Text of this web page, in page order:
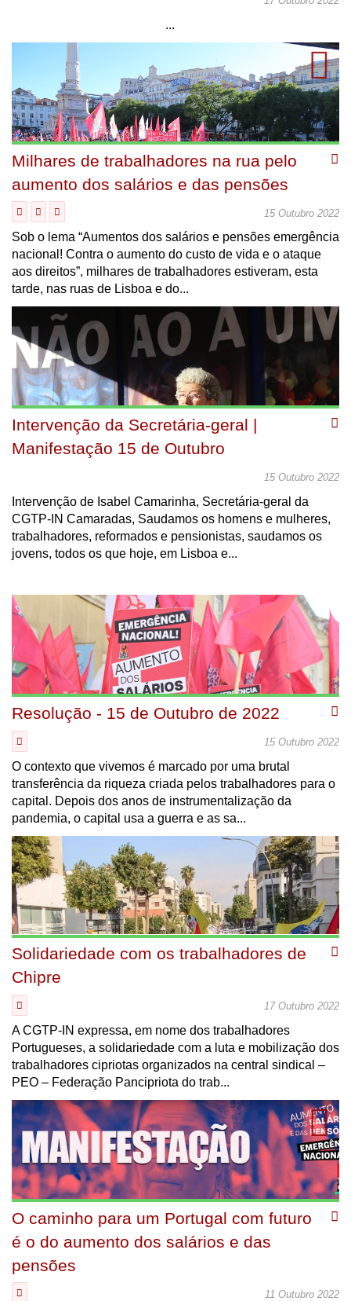
...
Milhares de trabalhadores na rua pelo
aumento dos salários e das pensões
15 Outubro 2022
Sob o lema “Aumentos dos salários e pensões emergência
nacional! Contra o aumento do custo de vida e o ataque
aos direitos”, milhares de trabalhadores estiveram, esta
tarde, nas ruas de Lisboa e do...
Intervenção da Secretária-geral |
Manifestação 15 de Outubro
15 Outubro 2022
Intervenção de Isabel Camarinha, Secretária-geral da
CGTP-IN Camaradas, Saudamos os homens e mulheres,
trabalhadores, reformados e pensionistas, saudamos os
jovens, todos os que hoje, em Lisboa e...
Resolução - 15 de Outubro de 2022
15 Outubro 2022
O contexto que vivemos é marcado por uma brutal
transferência da riqueza criada pelos trabalhadores para o
capital. Depois dos anos de instrumentalização da
pandemia, o capital usa a guerra e as sa...
Solidariedade com os trabalhadores de
Chipre
17 Outubro 2022
A CGTP-IN expressa, em nome dos trabalhadores
Portugueses, a solidariedade com a luta e mobilização dos
trabalhadores cipriotas organizados na central sindical –
PEO – Federação Pancipriota do trab...
O caminho para um Portugal com futuro
é o do aumento dos salários e das
pensões
11 Outubro 2022